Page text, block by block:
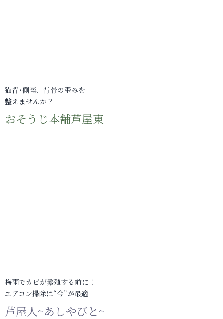
猫背･側弯、背骨の歪みを
整えませんか？
おそうじ本舗芦屋東
梅雨でカビが繁殖する前に！
エアコン掃除は“今”が最適
芦屋人~あしやびと~